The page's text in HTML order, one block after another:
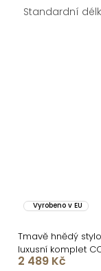
Standardní
Vyrobeno v EU
Tmavě hnědý
luxusní komplet
2 489 Kč